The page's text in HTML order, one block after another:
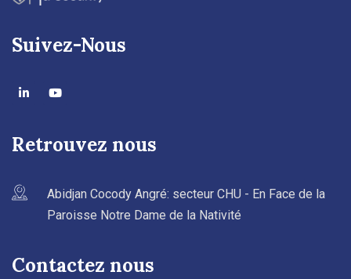
Suivez-Nous
Retrouvez nous
Abidjan Cocody Angré: secteur CHU - En Face de la
Paroisse Notre Dame de la Nativité
Contactez nous